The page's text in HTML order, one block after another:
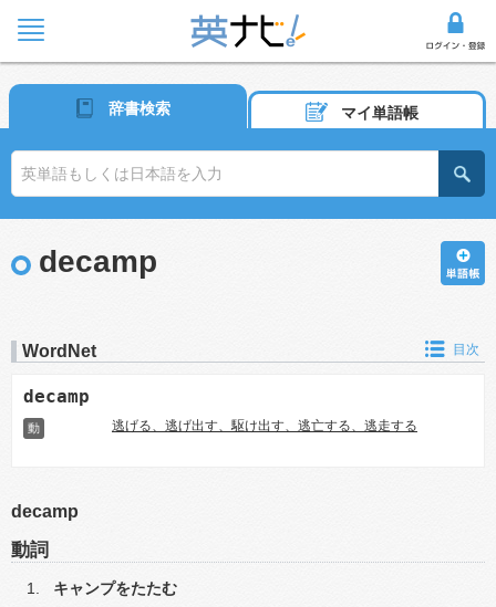
辞書検索 マイ単語帳
decamp
WordNet 目次
decamp
動 逃げる、逃げ出す、駆け出す、逃亡する、逃走する
decamp
動詞
キャンプをたたむ